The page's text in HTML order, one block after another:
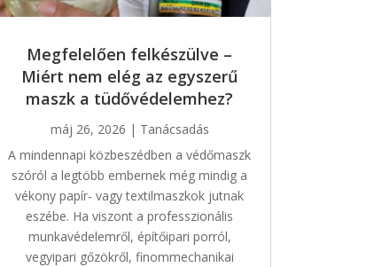
Megfelelően felkészülve –
Miért nem elég az egyszerű
maszk a tüdővédelemhez?
máj 26, 2026 | Tanácsadás
A mindennapi közbeszédben a védőmaszk
szóról a legtöbb embernek még mindig a
vékony papír- vagy textilmaszkok jutnak
eszébe. Ha viszont a professzionális
munkavédelemről, építőipari porról,
vegyipari gőzökről, finommechanikai